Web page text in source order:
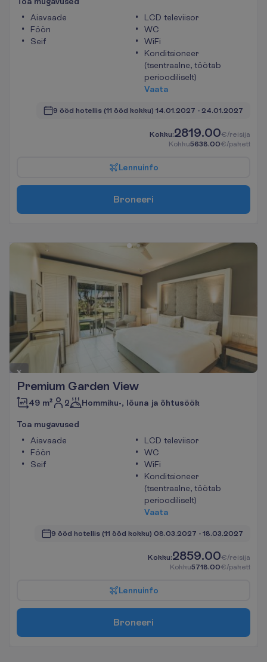
Aiavaade
Föön
Seif
LCD televiisor
WC
WiFi
Konditsioneer
(tsentraalne, töötab
perioodiliselt)
Vaata
9 ööd hotellis (11 ööd kokku) 14.01.2027 - 24.01.2027
Kokku:2819.00€/reisija
Kokku5638.00€/pakett
Lennuinfo
Broneeri
Premium Garden View
49 m² 2 Hommiku-, lõuna ja õhtusöök
Toa mugavused
Aiavaade
Föön
Seif
LCD televiisor
WC
WiFi
Konditsioneer
(tsentraalne, töötab
perioodiliselt)
Vaata
9 ööd hotellis (11 ööd kokku) 08.03.2027 - 18.03.2027
Kokku:2859.00€/reisija
Kokku5718.00€/pakett
Lennuinfo
Broneeri